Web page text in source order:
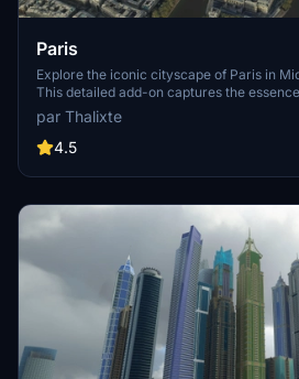
Paris
Explore the iconic cityscape of Paris in
This detailed add-on captures the
featuring famous landmarks and
accurate GPS coordinates, immerse
known for its historical significance and
perspective.
par Thalixte
4.5